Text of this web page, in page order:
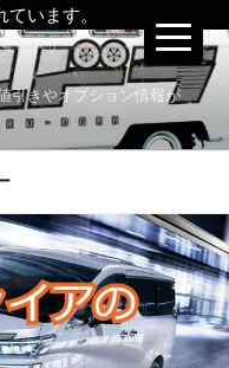
います。
引きやオプション情報が